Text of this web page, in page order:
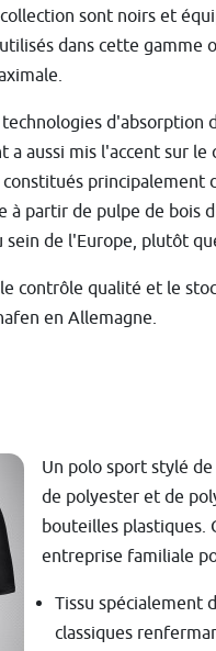
sont noirs et
dans cette
a aussi mis l'accent sur
à partir de pulpe de bois
sein de l'Europe, plutôt
contrôle qualité et le
en Allemagne.
Un polo sport stylé
de polyester et de
bouteilles plastiques.
entreprise familiale
Tissu spécialement
classiques